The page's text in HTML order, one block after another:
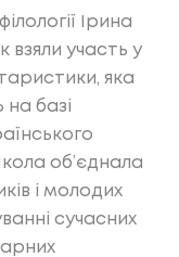
Ірина
участь у
яка
на базі
об’єднала
і молодих
сучасних